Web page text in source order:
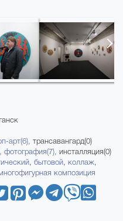
арт(6), трансавангард(0)
фотография(7), инсталляция(0)
, бытовой, коллаж,
композиция